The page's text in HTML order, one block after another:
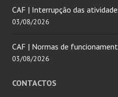
CAF | Interrupção das
03/08/2026
CAF | Normas de
03/08/2026
CONTACTOS